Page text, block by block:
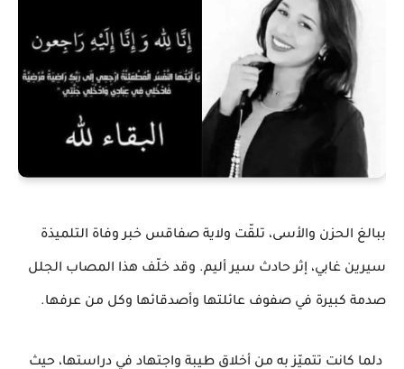
ببالغ الحزن والأسى، تلقّت ولاية صفاقس خبر وفاة التلميذة
سيرين غابي، إثر حادث سير أليم. وقد خلّف هذا المصاب الجلل
صدمة كبيرة في صفوف عائلتها وأصدقائها وكل من عرفها.
دلما كانت تتميّز به من أخلاق طيبة واجتهاد في دراستها، حيث